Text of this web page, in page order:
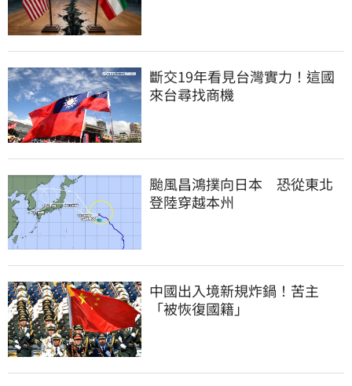
斷交19年看見台灣實力！這國
來台尋找商機
颱風昌鴻撲向日本　恐從東北
登陸穿越本州
中國出入境新規炸鍋！苦主
「被恢復國籍」